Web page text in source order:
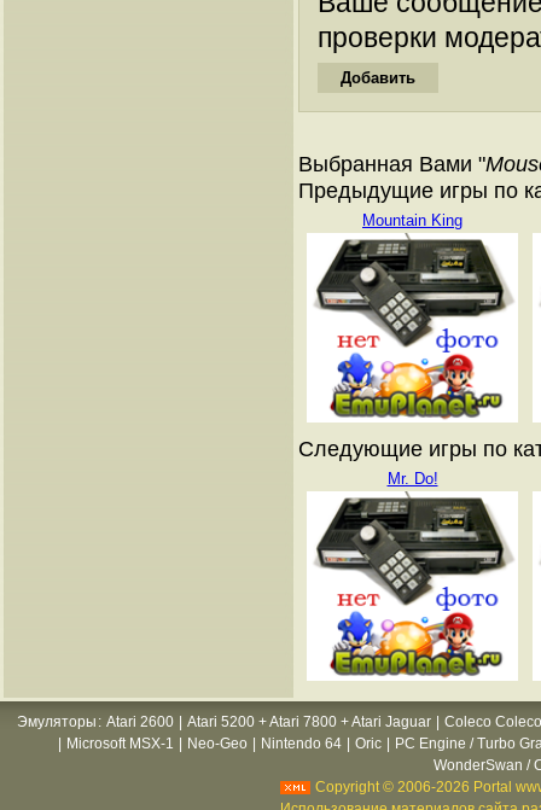
проверки
Выбранная Вами "
Предыдущие игры по
Mountain King
Следующие игры по
Mr. Do!
Эмуляторы : Atari 2600 Atari 5200 + Atari 7800 + Atari Jaguar
Coleco
Microsoft MSX-1 Neo-Geo Nintendo 64 Oric
PC Engine / Turbo
WonderSwan /
Copyright © 2006-2026 Portal